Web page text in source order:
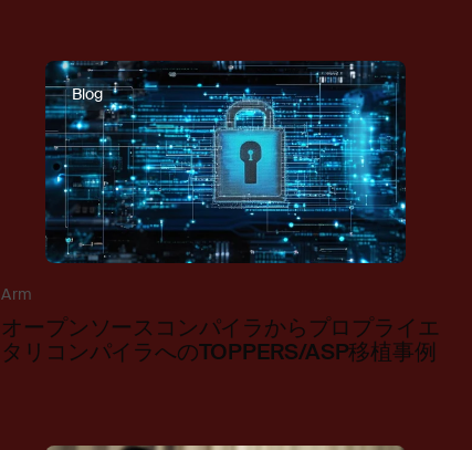
Blog
Arm
オープンソースコンパイラからプロプライエ
タリコンパイラへのTOPPERS/ASP移植事例